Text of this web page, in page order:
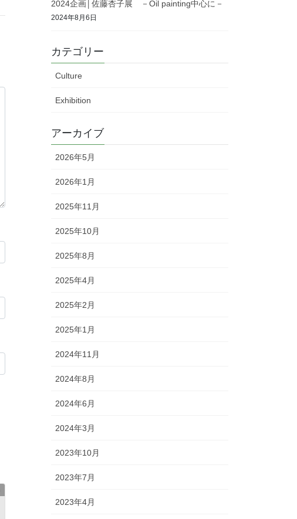
2024企画│佐藤杏子展 －Oil painting中心に－
2024年8月6日
カテゴリー
Culture
Exhibition
アーカイブ
2026年5月
2026年1月
2025年11月
2025年10月
2025年8月
2025年4月
2025年2月
2025年1月
2024年11月
2024年8月
2024年6月
2024年3月
2023年10月
2023年7月
2023年4月